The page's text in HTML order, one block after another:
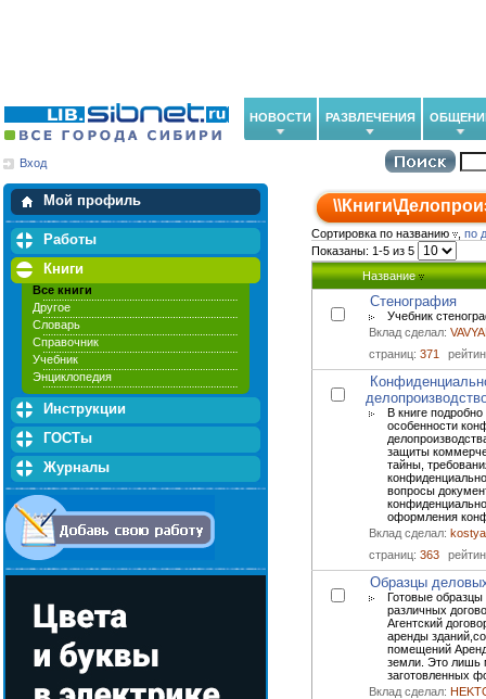
НОВОСТИ РАЗВЛЕЧЕНИЯ
Вход
Мой профиль
Мои закладки
Работы
Книги
Все книги
Другое
Словарь
Справочник
Учебник
Энциклопедия
Инструкции
ГОСТы
Журналы
\\Книги\
Сортировка по названию
по
Показаны: 1-5 из 5
Название
Стенография
Учебник
Вклад сделал:
страниц: 371
В книге
особенности
защиты
тайны,
вопросы
оформления
Вклад сделал:
страниц: 363
Образцы
Готовые образцы
различных
Агентский
аренды
помещений
земли. Это лишь
заготовленных
Вклад сделал: